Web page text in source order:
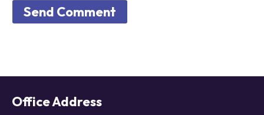
Send Comment
Office Address